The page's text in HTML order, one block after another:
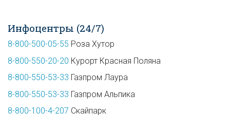
Инфоцентры (24/7)
8-800-500-05-55 Роза Хутор
8-800-550-20-20 Курорт Красная Поляна
8-800-550-53-33 Газпром Лаура
8-800-550-53-33 Газпром Альпика
8-800-100-4-207 Скайпарк